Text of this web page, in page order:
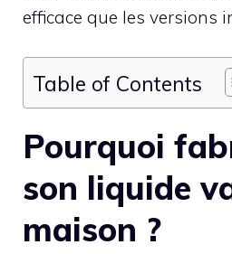
efficace que les versions
Table of Contents
Pourquoi
son liquide
maison ?